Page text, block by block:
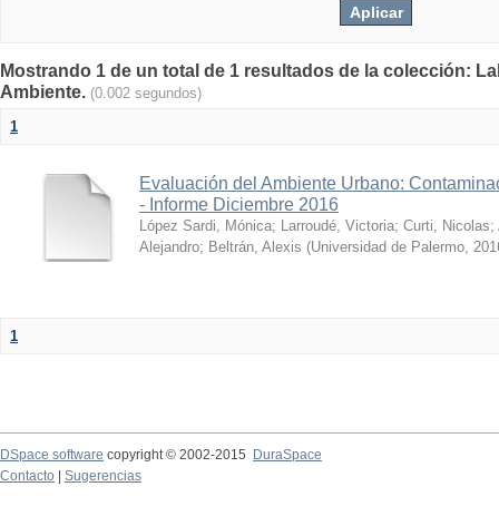
Mostrando 1 de un total de 1 resultados de la colección:
Ambiente. (0.002 segundos)
1
Evaluación del Ambiente Urbano:
- Informe Diciembre 2016
López Sardi, Mónica; Larroudé, Victoria; Curti, Nicolas;
Alejandro; Beltrán, Alexis (Universidad de Palermo,
1
DSpace software copyright © 2002-2015
DuraSpace
Contacto
Sugerencias